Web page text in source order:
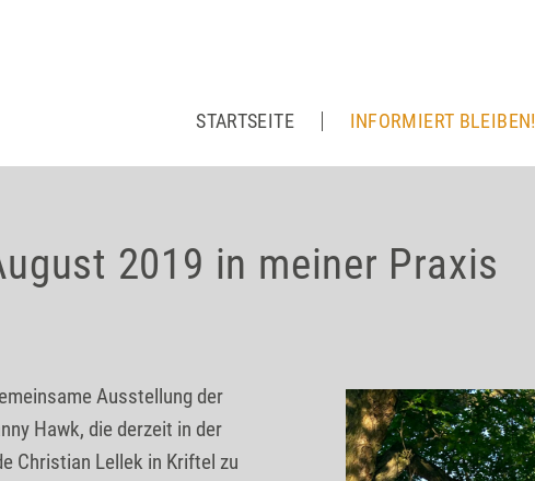
STARTSEITE INFORMIERT BLEIBEN!
2019 in meiner Praxis
Ausstellung der
Hawk, die derzeit in der
Christian Lellek in Kriftel zu